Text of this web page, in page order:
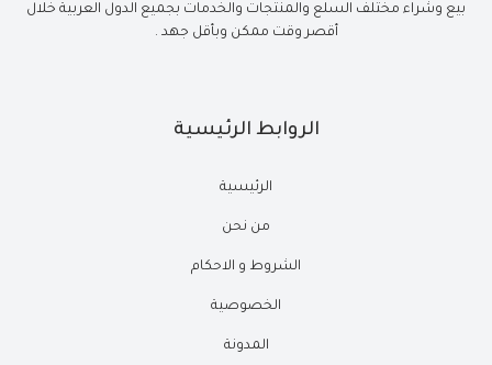
بيع وشراء مختلف السلع والمنتجات والخدمات بجميع الدول العربية خلال
أقصر وقت ممكن وبأقل جهد .
الروابط الرئيسية
الرئيسية
من نحن
الشروط و الاحكام
الخصوصية
المدونة